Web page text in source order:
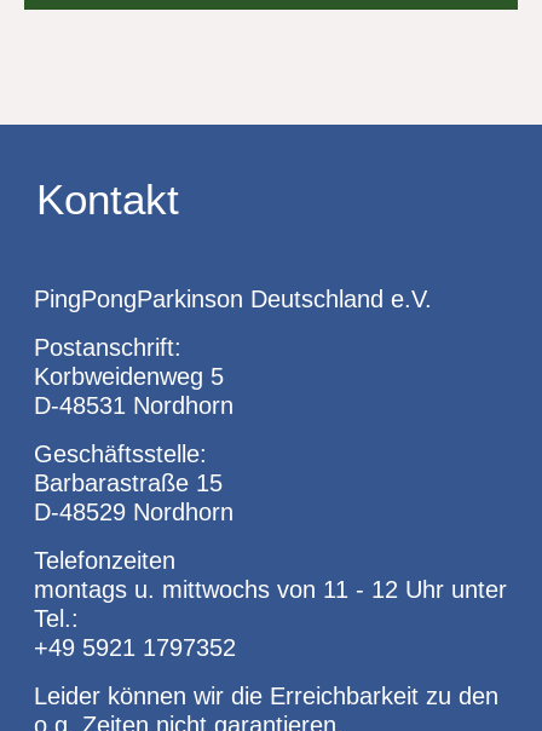
Kontakt
PingPongParkinson Deutschland e.V.
Postanschrift:
Korbweidenweg 5
D-48531 Nordhorn
Geschäftsstelle:
Barbarastraße 15
D-48529 Nordhorn
Telefonzeiten
montags u. mittwochs von 11 - 12 Uhr unter
Tel.:
+49 5921 1797352
Leider können wir die Erreichbarkeit zu den
o.g. Zeiten nicht garantieren.